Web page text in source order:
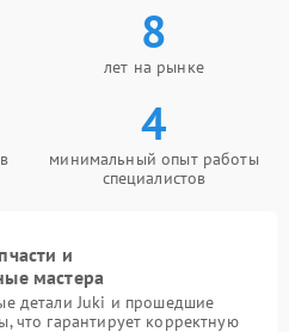
8
лет на рынке
4
минимальный опыт работы
специалистов
и
мастера
детали Juki и прошедшие
что гарантирует корректную